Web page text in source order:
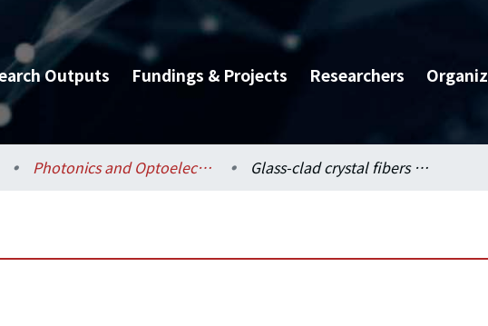
Outputs Fundings & Projects Researchers
Photonics and Optoelectronics / 光電工程學研究所 Glass-clad crystal fibers based broadband light sources